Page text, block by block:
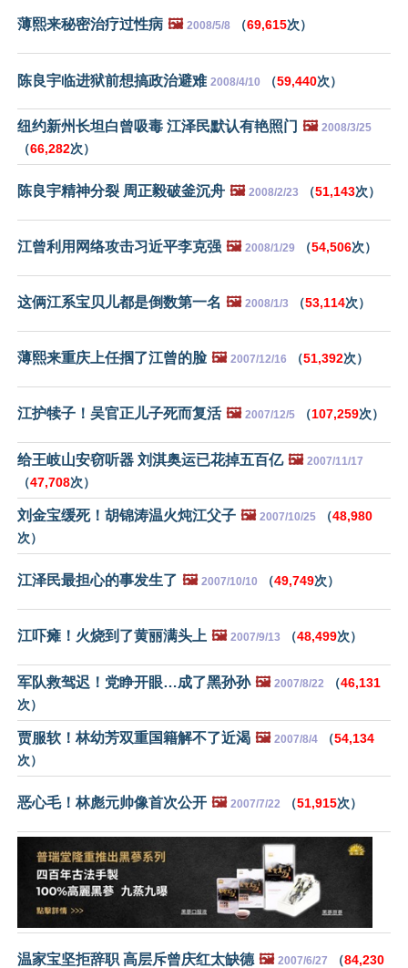
薄熙来秘密治疗过性病 🖼️ 2008/5/8 （69,615次）
陈良宇临进狱前想搞政治避难 2008/4/10 （59,440次）
纽约新州长坦白曾吸毒 江泽民默认有艳照门 🖼️ 2008/3/25
（66,282次）
陈良宇精神分裂 周正毅破釜沉舟 🖼️ 2008/2/23 （51,143次）
江曾利用网络攻击习近平李克强 🖼️ 2008/1/29 （54,506次）
这俩江系宝贝儿都是倒数第一名 🖼️ 2008/1/3 （53,114次）
薄熙来重庆上任掴了江曾的脸 🖼️ 2007/12/16 （51,392次）
江护犊子！吴官正儿子死而复活 🖼️ 2007/12/5 （107,259次）
给王岐山安窃听器 刘淇奥运已花掉五百亿 🖼️ 2007/11/17
（47,708次）
刘金宝缓死！胡锦涛温火炖江父子 🖼️ 2007/10/25 （48,980
次）
江泽民最担心的事发生了 🖼️ 2007/10/10 （49,749次）
江吓瘫！火烧到了黄丽满头上 🖼️ 2007/9/13 （48,499次）
军队救驾迟！党睁开眼…成了黑孙孙 🖼️ 2007/8/22 （46,131
次）
贾服软！林幼芳双重国籍解不了近渴 🖼️ 2007/8/4 （54,134
次）
恶心毛！林彪元帅像首次公开 🖼️ 2007/7/22 （51,915次）
温家宝坚拒辞职 高层斥曾庆红太缺德 🖼️ 2007/6/27 （84,230